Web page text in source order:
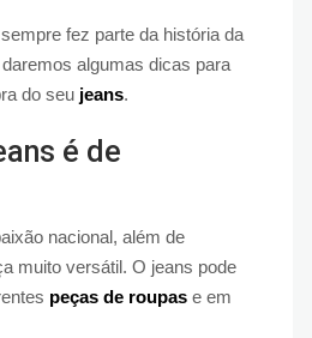
fez parte da história da
algumas dicas para
do seu jeans.
é de
nacional, além de
muito versátil. O jeans pode
peças de roupas e em